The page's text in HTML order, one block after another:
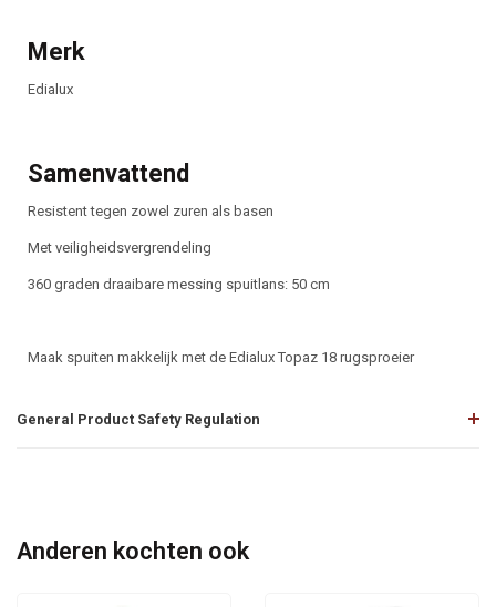
Merk
Edialux
Samenvattend
Resistent tegen zowel zuren als basen
Met veiligheidsvergrendeling
360 graden draaibare messing spuitlans: 50 cm
Maak spuiten makkelijk met de Edialux Topaz 18 rugsproeier
General Product Safety Regulation
Anderen kochten ook